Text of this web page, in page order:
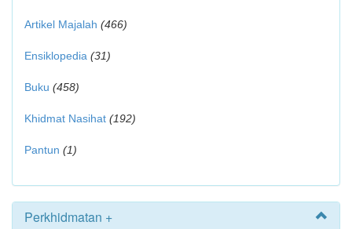
Artikel Majalah (466)
Ensiklopedia (31)
Buku (458)
Khidmat Nasihat (192)
Pantun (1)
Perkhidmatan +